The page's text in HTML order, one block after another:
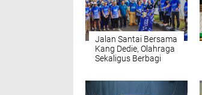
Jalan Santai Bersama
Kang Dedie, Olahraga
Sekaligus Berbagi